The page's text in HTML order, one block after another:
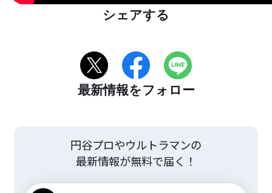
シェアする
最新情報をフォロー
円谷プロやウルトラマンの
最新情報が無料で届く！